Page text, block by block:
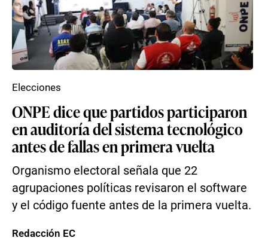
ONPE dice que partidos participaron
en auditoría del sistema tecnológico
antes de fallas en primera vuelta
Organismo electoral señala que 22
agrupaciones políticas revisaron el software
y el código fuente antes de la primera vuelta.
Elecciones
Redacción EC